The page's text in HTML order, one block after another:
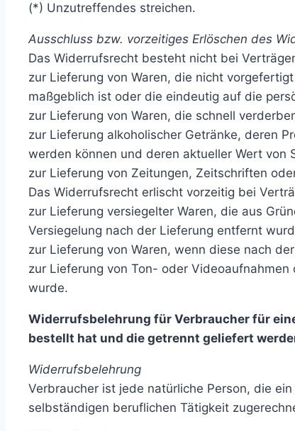
(*) Unzutreffendes streichen.
Ausschluss bzw. vorzeitiges Erlöschen des
Das Widerrufsrecht besteht nicht bei
zur Lieferung von Waren, die nicht
maßgeblich ist oder die eindeutig auf die
zur Lieferung von Waren, die schnell
zur Lieferung alkoholischer Getränke, deren
werden können und deren aktueller Wert von
zur Lieferung von Zeitungen, Zeitschriften
Das Widerrufsrecht erlischt vorzeitig bei
zur Lieferung versiegelter Waren, die aus
Versiegelung nach der Lieferung entfernt
zur Lieferung von Waren, wenn diese nach
zur Lieferung von Ton- oder
wurde.
Widerrufsbelehrung für Verbraucher für
bestellt hat und die getrennt geliefert
Widerrufsbelehrung
Verbraucher ist jede natürliche Person, die
selbständigen beruflichen Tätigkeit